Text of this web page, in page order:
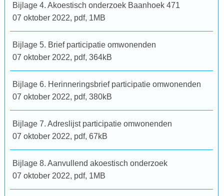
Bijlage 4. Akoestisch onderzoek Baanhoek 471
07 oktober 2022, pdf, 1MB
Bijlage 5. Brief participatie omwonenden
07 oktober 2022, pdf, 364kB
Bijlage 6. Herinneringsbrief participatie omwonenden
07 oktober 2022, pdf, 380kB
Bijlage 7. Adreslijst participatie omwonenden
07 oktober 2022, pdf, 67kB
Bijlage 8. Aanvullend akoestisch onderzoek
07 oktober 2022, pdf, 1MB